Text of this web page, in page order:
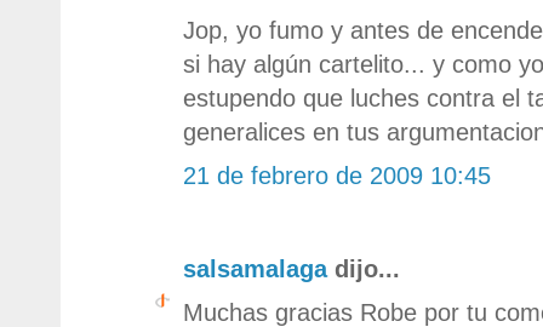
Jop, yo fumo y antes de
si hay algún cartelito... y como
estupendo que luches contra el
generalices en tus
21 de febrero de 2009 10:45
salsamalagadijo...
Muchas gracias Robe por tu